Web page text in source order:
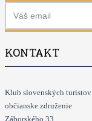
KONTAKT
Klub slovenských turistov
občianske združenie
Záborského 33,